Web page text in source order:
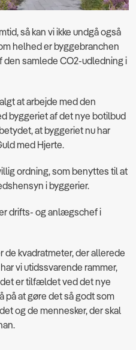
så kan vi ikke undgå også
helhed er byggebranchen
den samlede CO2-udledning i
at arbejde med den
byggeriet af det nye botilbud
at byggeriet nu har
med Hjerte.
ordning, som benyttes til at
i byggerier.
drifts- og anlægschef i
de kvadratmeter, der allerede
vi utidssvarende rammer,
er tilfældet ved det nye
på at gøre det så godt som
og de mennesker, der skal